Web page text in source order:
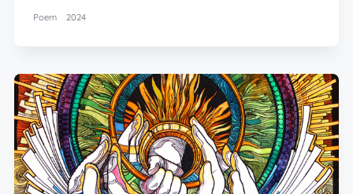
Poem 2024